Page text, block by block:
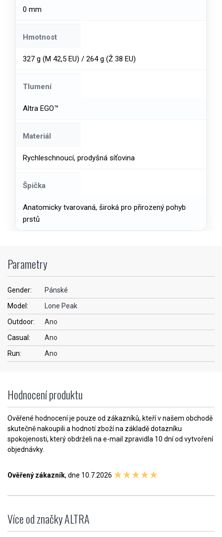
0 mm
Hmotnost
327 g (M 42,5 EU) / 264 g (Ž 38 EU)
Tlumení
Altra EGO™
Materiál
Rychleschnoucí, prodyšná síťovina
Špička
Anatomicky tvarovaná, široká pro přirozený pohyb
prstů
Parametry
Gender:
Pánské
Model:
Lone Peak
Outdoor:
Ano
Casual:
Ano
Run:
Ano
Hodnocení produktu
Ověřené hodnocení je pouze od zákazníků, kteří v našem obchodě
skutečně nakoupili a hodnotí zboží na základě dotazníku
spokojenosti, který obdrželi na e-mail zpravidla 10 dní od vytvoření
objednávky.
Ověřený zákazník, dne 10.7.2026
Více od značky ALTRA